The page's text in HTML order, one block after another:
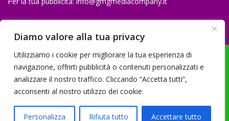
Diamo valore alla tua privacy
Utilizziamo i cookie per migliorare la tua esperienza di
navigazione, offrirti pubblicità o contenuti personalizzati e
analizzare il nostro traffico. Cliccando “Accetta tutti”,
acconsenti al nostro utilizzo dei cookie.
Personalizza Rifiuta tutto Accettare tutto
03234710642 | C.F: MSSGLC89D15L483O | REA: AV - 313130 | Domicilio